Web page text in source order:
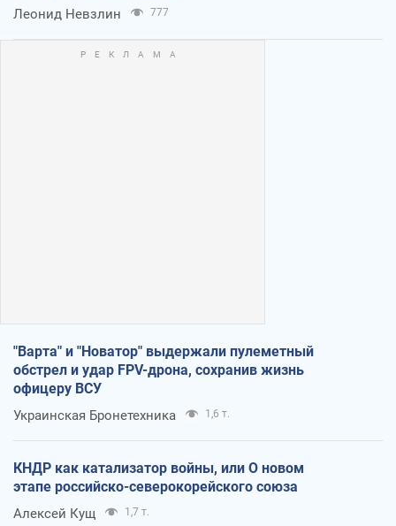
Леонид Невзлин 777
"Варта" и "Новатор" выдержали пулеметный
обстрел и удар FPV-дрона, сохранив жизнь
офицеру ВСУ
Украинская Бронетехника 1,6 т.
КНДР как катализатор войны, или О новом
этапе российско-северокорейского союза
Алексей Кущ 1,7 т.